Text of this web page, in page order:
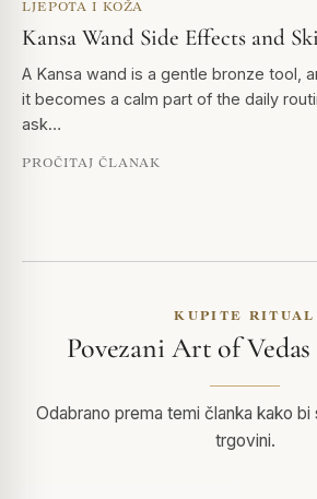
LJEPOTA I KOŽA
Kansa Wand Side Effects and
A Kansa wand is a gentle bronze tool,
it becomes a calm part of the daily
ask…
PROČITAJ ČLANAK
KUPITE RITUAL
Povezani Art of
Odabrano prema temi članka kako bi
trgovini.